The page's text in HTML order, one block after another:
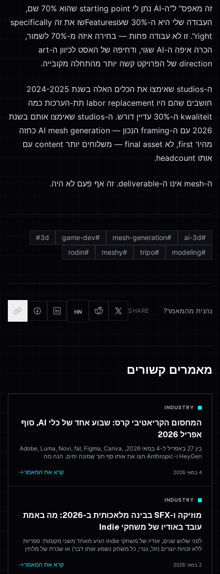
זה מאפס" ל"ה-AI נתן לי starting point שהוא 70% שם,
העבודה שלי היא ה-30% שעוFeaturesשו את זה specifically
right". זו לא עבודה פחות — בחירה איזה מ-70% לשמור,
הכרה איפה ה-AI שגוי, ודחיפה של האסט לכיוון ה-art
direction של הפרויקט קשה יותר מהתחלה מקובייה.
ה-studios שאימצו את הכלים האלה בשנת 2024-2025
חושבים שהם היו labor replacement תת-הערכות כמה
kwaliteit ה-30% עדיין דורש. ה-studios שאימצו אותם בשנת
2026 עם ה-framing הנכון — AI mesh generation כחזה
מהיר first, לא final asset — משלוחים יותר content עם
אותו headcount.
ה-mesh אינו ה-deliverable. זה אף פעם לא היה.
#
ai-3d
#
mesh-generation
#
game-dev
#3d
#
modeling
#
tripo
#
meshy
#
rodin
נהנית מהמאמר? SHARE
HN
מאמרים קשורים
INDUSTRY
המחסום הקריאטיבי קרס: שבוע אחד של כלי AI, סוף
אפריל 2026
בין 27 באפריל ל-4 במאי 2026, Adobe, Luma, Novi, fal, Figma, Canva,
HeyGen ו-Anthropic חצו את אותו סף תוך שמונה ימים. הנה מה
שמנסים לגבש את הכל.
4 במאי 2026 קרא את המאמר
INDUSTRY
מוזיקה ו-SFX בבינה מלאכותית ב-2026: מה באמת
עובד באודיו של משחקי Indie
לפני שלוש שנים, אודיו של משחקי Indie הגיע מאחד משני מקומות: ספריות
ללא זכויות יוצרים (זול, גנרי, כל משחק נשמע אותו דבר) או שכרת של מלחין
כלים אמינים — והיכן מלחין אנושי עדיין מנצח.
2 במאי 2026 קרא את המאמר